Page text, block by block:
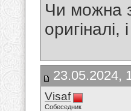
Чи можна
23.05.2024,
Visaf
Собеседник